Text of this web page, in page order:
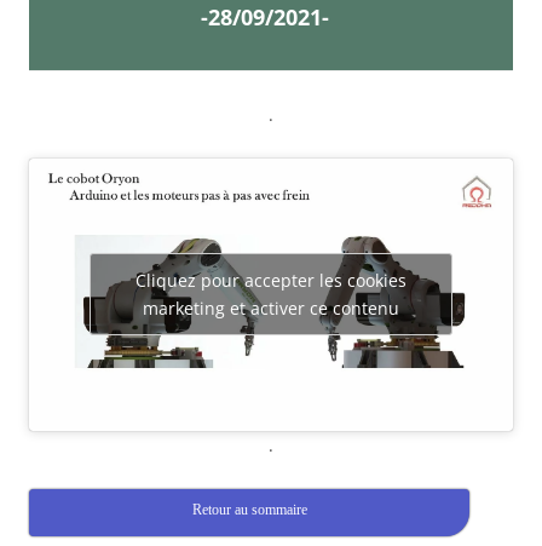
-28/09/2021-
.
Cliquez pour accepter les cookies
marketing et activer ce contenu
.
Retour au sommaire